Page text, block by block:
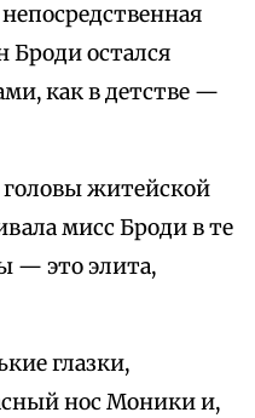
Броди остался
как в детстве —
житейской
мисс Броди в те
— это элита,
глазки,
нос Моники и,